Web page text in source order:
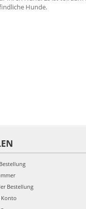
Hunde.
Bestellung
Konto